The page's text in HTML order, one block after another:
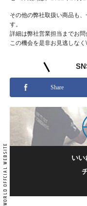
その他の弊社取扱い商品も
す。
詳細は弊社営業担当までお問
この機会を是非お見逃しな
Share
いい